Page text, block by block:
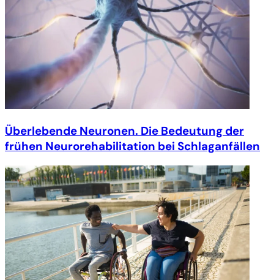
Überlebende Neuronen. Die Bedeutung der
frühen Neurorehabilitation bei Schlaganfällen